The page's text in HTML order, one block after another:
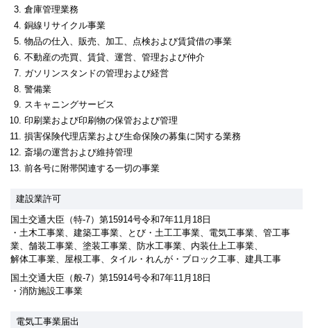
倉庫管理業務
銅線リサイクル事業
物品の仕入、販売、加工、点検および賃貸借の事業
不動産の売買、賃貸、運営、管理および仲介
ガソリンスタンドの管理および経営
警備業
スキャニングサービス
印刷業および印刷物の保管および管理
損害保険代理店業および生命保険の募集に関する業務
斎場の運営および維持管理
前各号に附帯関連する一切の事業
建設業許可
国土交通大臣（特-7）第15914号令和7年11月18日
・土木工事業、建築工事業、とび・土工工事業、電気工事業、管工事
業、 舗装工事業、 塗装工事業、 防水工事業、 内装仕上工事業、
解体工事業、 屋根工事、 タイル・れんが・ブロック工事、 建具工事
国土交通大臣（般-7）第15914号令和7年11月18日
・消防施設工事業
電気工事業届出